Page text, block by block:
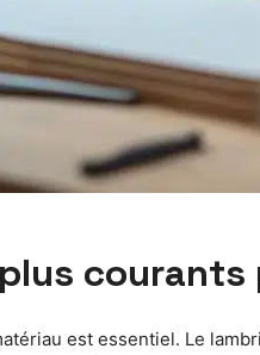
est essentiel. Le